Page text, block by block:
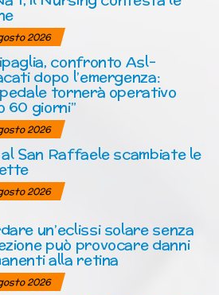
2026
confronto Asl-
dopo l’emergenza:
tornerà operativo
60 giorni”
2026
al San Raffaele scambiate le
2026
un’eclissi solare senza
può provocare danni
alla retina
2026